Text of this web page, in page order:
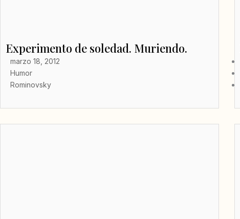
Experimento de soledad. Muriendo.
marzo 18, 2012
Humor
Rominovsky